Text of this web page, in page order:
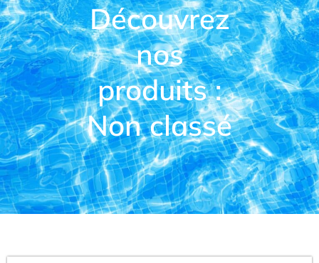
Découvrez
nos
produits :
Non classé